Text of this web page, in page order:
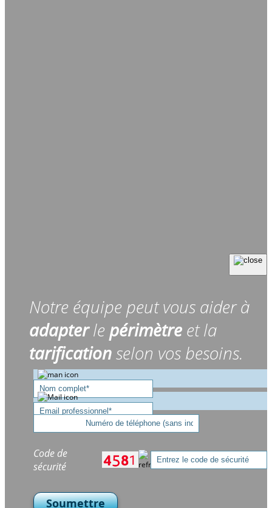
Notre équipe peut vous aider à
adapterle périmètre et la
tarificationselon vos besoins.
Code de
sécurité
Soumettre